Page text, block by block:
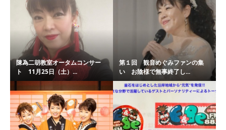
陳為二胡教室オータムコンサー
ト 11月25日（土）...
第１回 観音めぐみファンの集
い お陰様で無事終了し...